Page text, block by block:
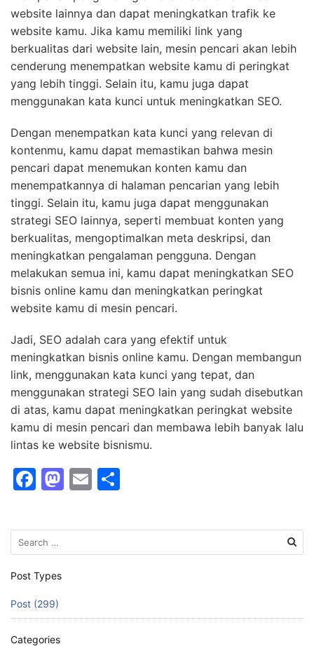
website lainnya dan dapat meningkatkan trafik ke
website kamu. Jika kamu memiliki link yang
berkualitas dari website lain, mesin pencari akan lebih
cenderung menempatkan website kamu di peringkat
yang lebih tinggi. Selain itu, kamu juga dapat
menggunakan kata kunci untuk meningkatkan SEO.
Dengan menempatkan kata kunci yang relevan di
kontenmu, kamu dapat memastikan bahwa mesin
pencari dapat menemukan konten kamu dan
menempatkannya di halaman pencarian yang lebih
tinggi. Selain itu, kamu juga dapat menggunakan
strategi SEO lainnya, seperti membuat konten yang
berkualitas, mengoptimalkan meta deskripsi, dan
meningkatkan pengalaman pengguna. Dengan
melakukan semua ini, kamu dapat meningkatkan SEO
bisnis online kamu dan meningkatkan peringkat
website kamu di mesin pencari.
Jadi, SEO adalah cara yang efektif untuk
meningkatkan bisnis online kamu. Dengan membangun
link, menggunakan kata kunci yang tepat, dan
menggunakan strategi SEO lain yang sudah disebutkan
di atas, kamu dapat meningkatkan peringkat website
kamu di mesin pencari dan membawa lebih banyak lalu
lintas ke website bisnismu.
F
c
e
b
o
o
k
M
st
n
E
ai ar
Search
for:
Post Types
Post (299)
Categories